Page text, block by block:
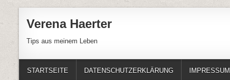
Verena Haerter
Tips aus meinem Leben
STARTSEITE DATENSCHUTZERKLÄRUNG IMPRESSUM